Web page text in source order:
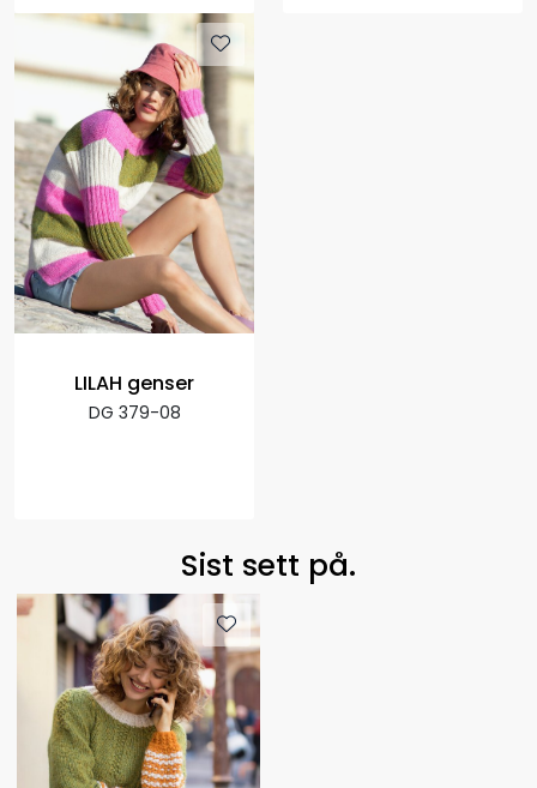
LILAH genser
DG 379-08
Sist sett på.